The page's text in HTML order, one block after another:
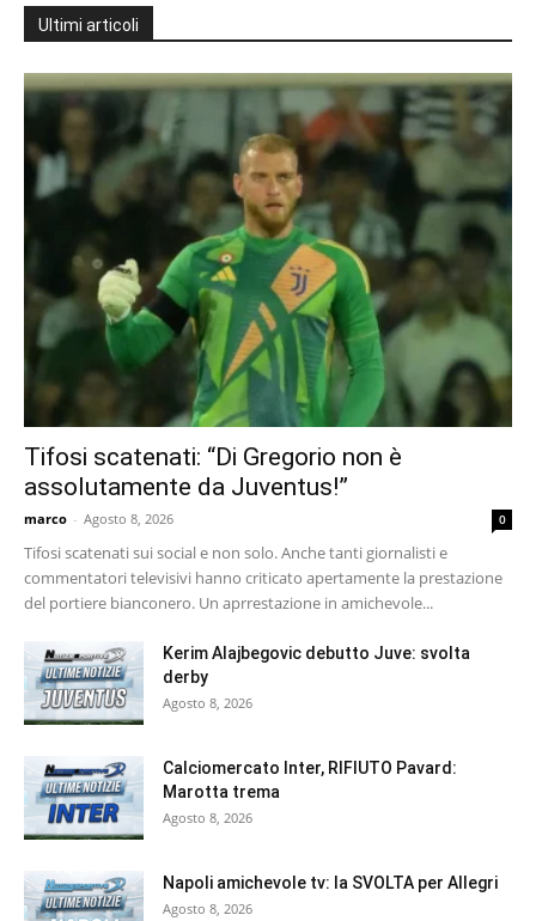
Ultimi articoli
Tifosi scatenati: “Di Gregorio non è
assolutamente da Juventus!”
marco - Agosto 8, 2026 0
Tifosi scatenati sui social e non solo. Anche tanti giornalisti e
commentatori televisivi hanno criticato apertamente la prestazione
del portiere bianconero. Un aprrestazione in amichevole...
Kerim Alajbegovic debutto Juve: svolta
derby
Agosto 8, 2026
Calciomercato Inter, RIFIUTO Pavard:
Marotta trema
Agosto 8, 2026
Napoli amichevole tv: la SVOLTA per Allegri
Agosto 8, 2026